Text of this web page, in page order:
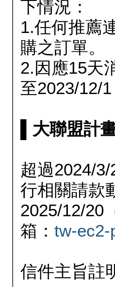
下情況：
1.任何推薦
購之訂單。
2.因應15天
至2023/12/1
▌大聯盟計
超過2024/
行相關請款
2025/12/20
箱： tw-ec2-
信件主旨註